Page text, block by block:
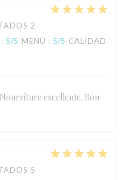
2
: 5/5 MENÚ : 5/5 CALIDAD
excellente. Bon
5